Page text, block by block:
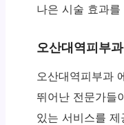
나은 시술 효과
오산대역피부
오산대역피부과
뛰어난 전문가들
있는 서비스를